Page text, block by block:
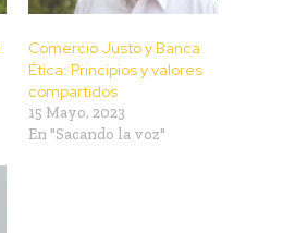
Comercio Justo y Banca
Ética: Principios y valores
compartidos
15 Mayo, 2023
En "Sacando la voz"